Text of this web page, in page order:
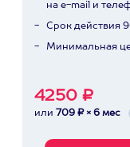
на e-mail и
Срок действия
Минимальная
4250 ₽
или 709 ₽ × 6 мес